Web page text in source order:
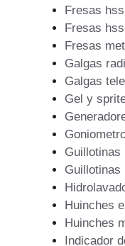
Fresas
Fresas
Fresas
Galgas
Galgas
Gel y
Guillotinas
Guillotinas
Huinches
Huinches
Indicador